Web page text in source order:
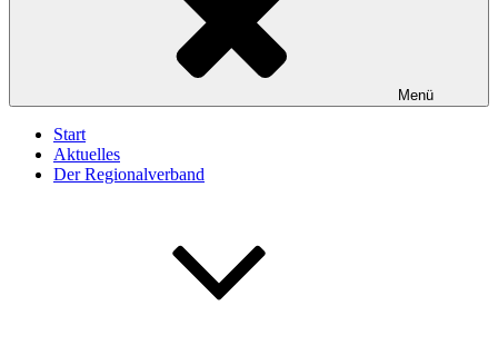
Menü
Start
Aktuelles
Der Regionalverband